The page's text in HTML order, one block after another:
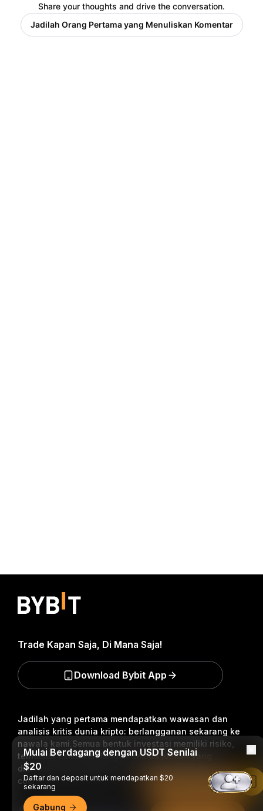
Share your thoughts and drive the conversation.
Jadilah Orang Pertama yang Menuliskan Komentar
Jadilah yang pertama mendapatkan wawasan dan
analisis kritis dunia kripto: berlangganan sekarang ke
nawala kami.Semua bentuk investasi memiliki risiko,
termasuk risiko kehilangan semua jumlah yang
diinvestasikan. Aktivitas semacam ini mungkin tidak
cocok untuk semua orang.
Trade Kapan Saja, Di Mana Saja!
Download Bybit App
Mulai Berdagang dengan USDT Senilai
$20
Daftar dan deposit untuk mendapatkan $20
sekarang
Gabung
Baca di Aplikasi Bybit